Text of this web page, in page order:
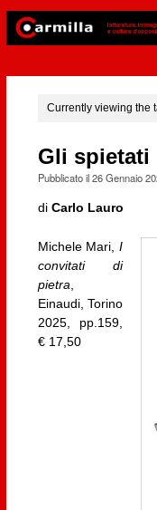
Currently viewing the
Gli spietati
Pubblicato il26 Gennaio
di Carlo Lauro
Michele Mari,I
convitati di
pietra,
Einaudi, Torino
2025, pp.159,
€ 17,50